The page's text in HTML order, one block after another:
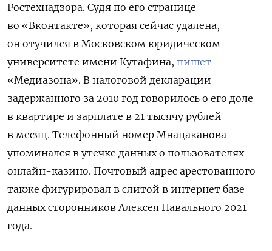
Ростехнадзора. Судя по его странице
во «Вконтакте», которая сейчас удалена,
он отучился в Московском юридическом
университете имени Кутафина, пишет
«Медиазона». В налоговой декларации
задержанного за 2010 год говорилось о его доле
в квартире и зарплате в 21 тысячу рублей
в месяц. Телефонный номер Мнацаканова
упоминался в утечке данных о пользователях
онлайн-казино. Почтовый адрес арестованного
также фигурировал в слитой в интернет базе
данных сторонников Алексея Навального 2021
года.